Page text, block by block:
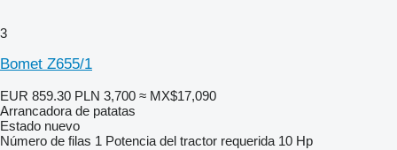
3
Bomet Z655/1
EUR 859.30 PLN 3,700 ≈ MX$17,090
Arrancadora de patatas
Estado nuevo
Número de filas 1 Potencia del tractor requerida 10 Hp